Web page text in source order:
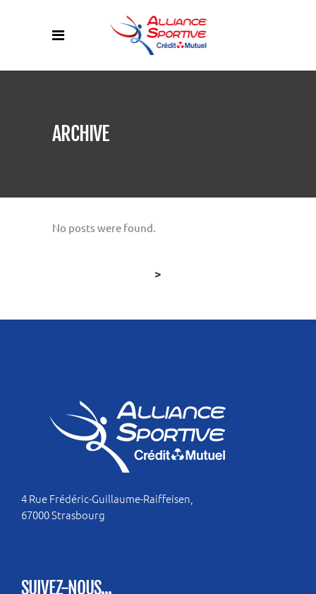
ARCHIVE
No posts were found.
>
4 Rue Frédéric-Guillaume-Raiffeisen,
67000 Strasbourg
SUIVEZ-NOUS...